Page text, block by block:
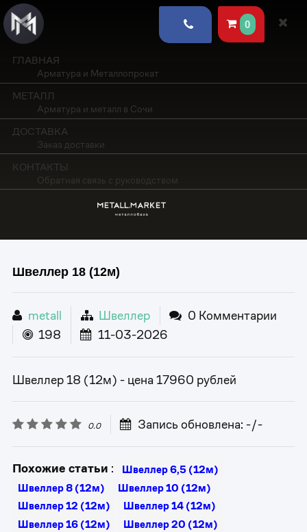
0
ГЛАВНАЯ
Арматура и Металлопрокат
МЕТАЛЛ
Арматура и металл в Сочи
ДОСТАВКА
Заказ доставки
КОНТАКТЫ
Обратная связь с руководством
Швеллер 18 (12м)
metall Швеллер
0 Комментарии
198
11-03-2026
Швеллер 18 (12м) - цена 17960 рублей
0.0 Запись обновлена: -/-
Похожие статьи :
Швеллер 6,5 (12м)
Швеллер 8 (12м)
Швеллер 10 (12м)
Швеллер 12 (12м)
Швеллер 14 (12м)
Швеллер 16 (12м)
Швеллер 20 (12м)